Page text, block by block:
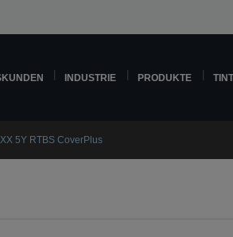
INDUSTRIE PRODUKTE
5Y RTBS CoverPlus